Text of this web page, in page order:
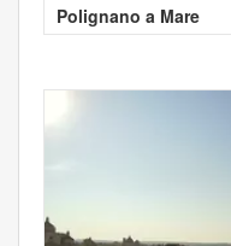
Polignano a Mare